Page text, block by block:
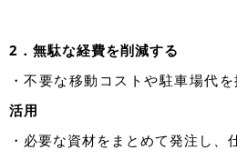
2．無駄な経費を削減する
・不要な移動コストや駐車場代
活用
・必要な資材をまとめて発注し、